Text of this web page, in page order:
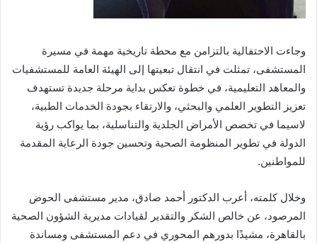
وجاءت الاحتفالية بالتزامن مع محطة تاريخية مهمة في مسيرة
المستشفى، تمثلت في انتقال تبعيتها إلى الهيئة العامة للمستشفيات
والمعاهد التعليمية، في خطوة تعكس بداية مرحلة جديدة تستهدف
تعزيز التطوير العلمي والبحثي، والارتقاء بجودة الخدمات الطبية،
لاسيما في تخصص الأمراض الجلدية والتناسلية، بما يواكب رؤية
الدولة في تطوير المنظومة الصحية وتحسين جودة الرعاية المقدمة
للمواطنين.
وخلال كلمته، أعرب الدكتور أحمد صادق، مدير مستشفى الحوض
المرصود، عن خالص الشكر والتقدير لقيادات مديرية الشؤون الصحية
بالقاهرة، مشيدًا بدورهم المحوري في دعم المستشفى ومساندة